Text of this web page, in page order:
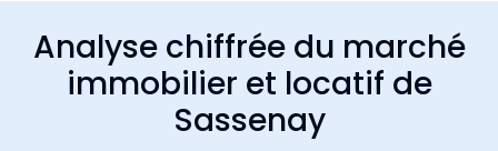
Analyse chiffrée du marché
immobilier et locatif de
Sassenay